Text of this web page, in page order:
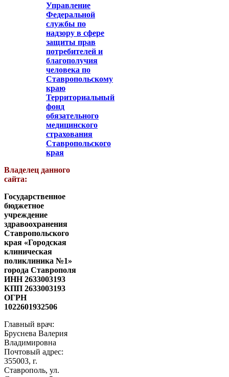
Управление
Федеральной
службы по
надзору в сфере
защиты прав
потребителей и
благополучия
человека по
Ставропольскому
краю
Территориальный
фонд
обязательного
медицинского
страхования
Ставропольского
края
Владелец данного
сайта:
Государственное
бюджетное
учреждение
здравоохранения
Ставропольского
края «Городская
клиническая
поликлиника №1»
города Ставрополя
ИНН 2633003193
КПП 2633003193
ОГРН
1022601932506
Главный врач:
Бруснева Валерия
Владимировна
Почтовый адрес:
355003, г.
Ставрополь, ул.